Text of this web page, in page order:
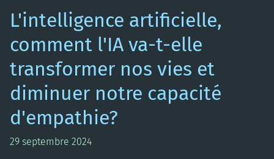
L'intelligence artificielle,
comment l'IA va-t-elle
transformer nos vies et
diminuer notre capacité
d'empathie?
29 septembre 2024